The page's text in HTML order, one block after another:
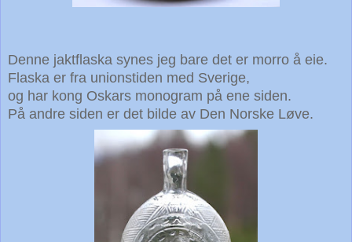
Denne jaktflaska synes jeg bare det er morro å eie.
Flaska er fra unionstiden med Sverige,
og har kong Oskars monogram på ene siden.
På andre siden er det bilde av Den Norske Løve.